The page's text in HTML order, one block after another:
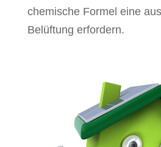
chemische Formel eine
Belüftung erfordern.